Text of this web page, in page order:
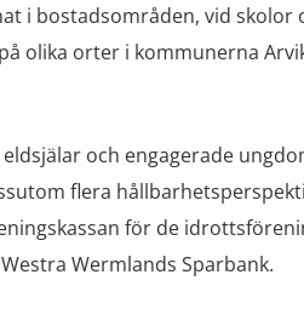
i bostadsområden, vid skolor
olika orter i kommunerna
och engagerade
flera
för de
Wermlands Sparbank.